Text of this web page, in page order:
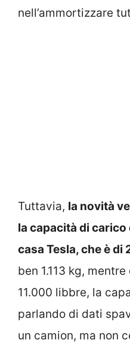
nell’ammortizzare
Tuttavia, la novità
la capacità di
casa Tesla, che è di
ben 1.113 kg,
11.000 libbre, la
parlando di dati
un camion, ma non